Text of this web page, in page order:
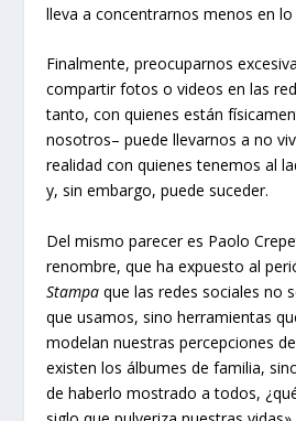
lleva a concentrarnos menos en lo
Finalmente, preocuparnos
compartir fotos o videos en las
tanto, con quienes están
nosotros– puede llevarnos a no
realidad con quienes tenemos al
y, sin embargo, puede suceder.
Del mismo parecer es Paolo
renombre, que ha expuesto al
Stampa que las redes sociales no
que usamos, sino herramientas
modelan nuestras percepciones
existen los álbumes de familia,
de haberlo mostrado a todos,